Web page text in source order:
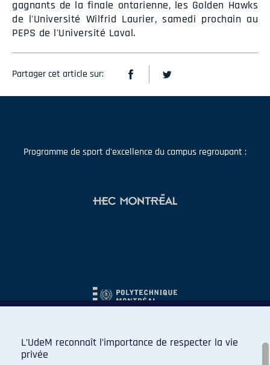
gagnants de la finale ontarienne, les Golden Hawks
de l'Université Wilfrid Laurier, samedi prochain au
PEPS de l'Université Laval.
Partager cet article sur:
Programme de sport d'excellence du campus regroupant :
L’UdeM reconnaît l’importance de respecter la vie
privée